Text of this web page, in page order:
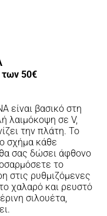
50€
είναι βασικό στη
λαιμόκοψη σε V,
την πλάτη. Το
σχήμα κάθε
σας δώσει άφθονο
το
στις ρυθμιζόμενες
χαλαρό και ρευστό
σιλουέτα,